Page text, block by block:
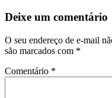
Deixe um comentário
O seu endereço de e-mail
são marcados com *
Comentário *